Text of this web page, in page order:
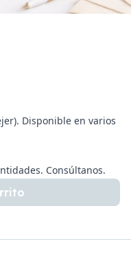
Disponible en varios
Consúltanos.